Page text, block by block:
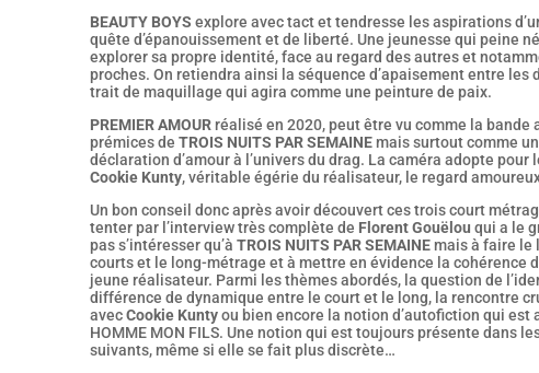
BEAUTY BOYS explore avec tact et tendresse les aspirations
quête d’épanouissement et de liberté. Une jeunesse qui peine
explorer sa propre identité, face au regard des autres et
proches. On retiendra ainsi la séquence d’apaisement entre les
trait de maquillage qui agira comme une peinture de paix.
PREMIER AMOURréalisé en 2020, peut être vu comme la bande
prémices de TROIS NUITS PAR SEMAINEmais surtout comme
déclaration d’amour à l’univers du drag. La caméra adopte pour
Cookie Kunty, véritable égérie du réalisateur, le regard
Un bon conseil donc après avoir découvert ces trois court
tenter par l’interview très complète de Florent Gouëlou qui a le
pas s’intéresser qu’à TROIS NUITS PAR SEMAINEmais à faire le
courts et le long-métrage et à mettre en évidence la cohérence
jeune réalisateur. Parmi les thèmes abordés, la question de
différence de dynamique entre le court et le long, la rencontre
avecCookie Kuntyou bien encore la notion d’autofiction qui est
HOMME MON FILS. Une notion qui est toujours présente dans
suivants, même si elle se fait plus discrète…